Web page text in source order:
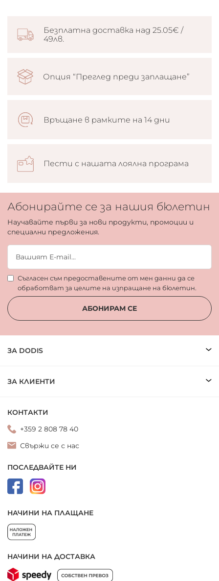
Безплатна доставка над 25.05€ /
49лв.
Опция “Преглед преди заплащане”
Връщане в рамките на 14 дни
Пести с нашата лоялна програма
Абонирайте се за нашия бюлетин
Научавайте първи за нови продукти, промоции и
специални предложения.
Съгласен съм предоставените от мен данни да се
обработват за целите на изпращане на бюлетин.
АБОНИРАМ СЕ
ЗА DODIS
ЗА КЛИЕНТИ
КОНТАКТИ
+359 2 808 78 40
Свържи се с нас
ПОСЛЕДВАЙТЕ НИ
НАЧИНИ НА ПЛАЩАНЕ
НАЧИНИ НА ДОСТАВКА